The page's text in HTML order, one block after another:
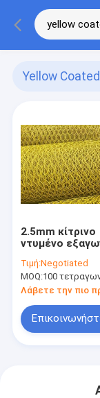
Yellow
2.5mm κίτρινο
ντυμένο
πιάνοντας
καλωδίων
κοτόπουλου
φρακτών
Τιμή:Negotiated
MOQ:100